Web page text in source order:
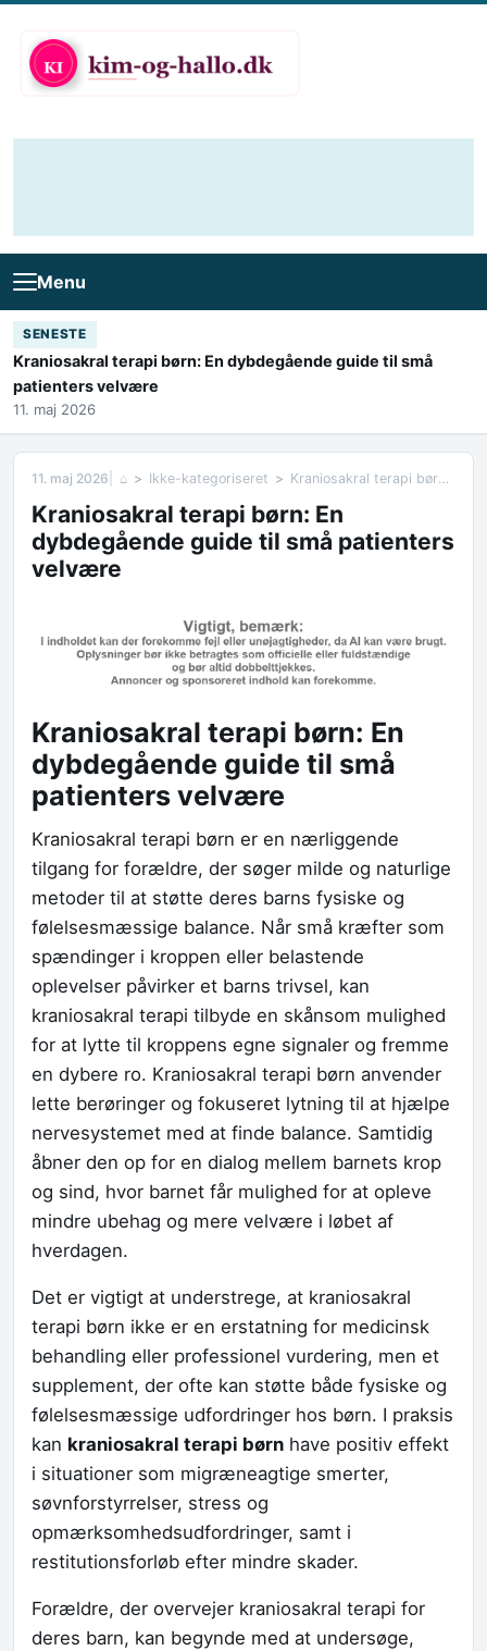
Menu
SENESTE
Kraniosakral terapi børn: En dybdegående guide til små
patienters velvære
11. maj 2026
11. maj 2026 ⌂ Ikke-kategoriseret Kraniosakral terapi børn: En dybdegående guide til små patienters velvære
Kraniosakral terapi børn: En
dybdegående guide til små patienters
velvære
Kraniosakral terapi børn: En
dybdegående guide til små
patienters velvære
Kraniosakral terapi børn er en nærliggende
tilgang for forældre, der søger milde og naturlige
metoder til at støtte deres barns fysiske og
følelsesmæssige balance. Når små kræfter som
spændinger i kroppen eller belastende
oplevelser påvirker et barns trivsel, kan
kraniosakral terapi tilbyde en skånsom mulighed
for at lytte til kroppens egne signaler og fremme
en dybere ro. Kraniosakral terapi børn anvender
lette berøringer og fokuseret lytning til at hjælpe
nervesystemet med at finde balance. Samtidig
åbner den op for en dialog mellem barnets krop
og sind, hvor barnet får mulighed for at opleve
mindre ubehag og mere velvære i løbet af
hverdagen.
Det er vigtigt at understrege, at kraniosakral
terapi børn ikke er en erstatning for medicinsk
behandling eller professionel vurdering, men et
supplement, der ofte kan støtte både fysiske og
følelsesmæssige udfordringer hos børn. I praksis
kan kraniosakral terapi børn have positiv effekt
i situationer som migræneagtige smerter,
søvnforstyrrelser, stress og
opmærksomhedsudfordringer, samt i
restitutionsforløb efter mindre skader.
Forældre, der overvejer kraniosakral terapi for
deres barn, kan begynde med at undersøge,